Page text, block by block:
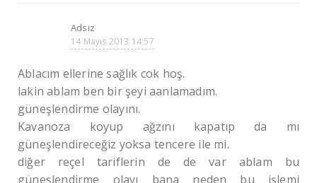
Adsız
14 Mayıs 2013 14:57
Ablacım ellerine sağlık cok hoş.
lakin ablam ben bir şeyi aanlamadım.
güneşlendirme olayını.
Kavanoza koyup ağzını kapatıp da mı
güneşlendireceğiz yoksa tencere ile mi.
diğer reçel tariflerin de de var ablam bu
güneşlendirme olayı bana neden bu işlemi